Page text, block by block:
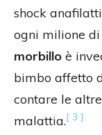
shock
ogni milione di
morbillo è
bimbo affetto
contare le
malattia.[ 3 ]